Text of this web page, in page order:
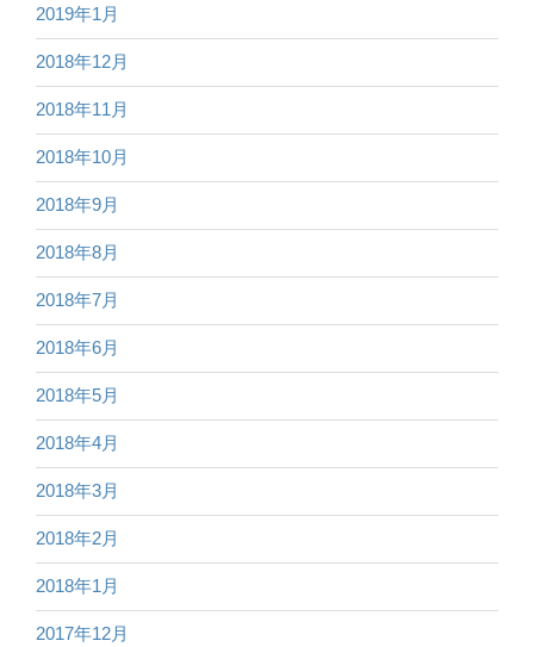
2019年1月
2018年12月
2018年11月
2018年10月
2018年9月
2018年8月
2018年7月
2018年6月
2018年5月
2018年4月
2018年3月
2018年2月
2018年1月
2017年12月